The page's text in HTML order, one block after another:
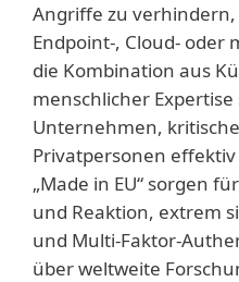
Angriffe zu verhindern,
Endpoint-, Cloud- oder
die Kombination aus
menschlicher Expertise
Unternehmen,
Privatpersonen
„Made in EU“ sorgen
und Reaktion, extrem
und Multi-Faktor-
über weltweite